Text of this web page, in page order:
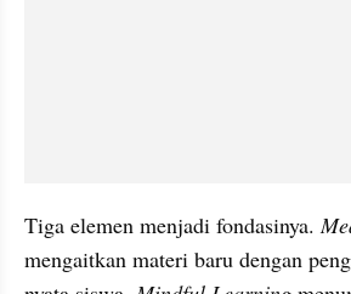
Tiga elemen menjadi fondasinya.
mengaitkan materi baru dengan